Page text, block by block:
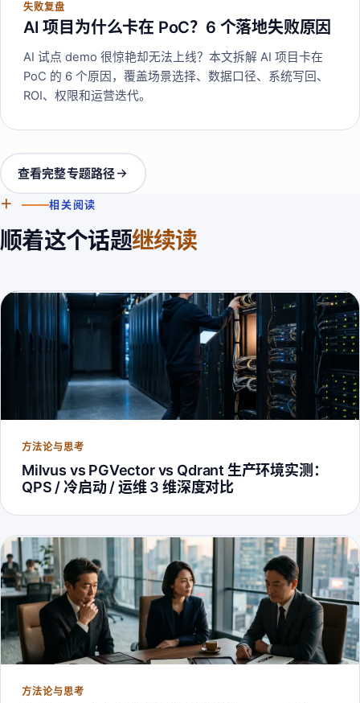
失败复盘
AI 项目为什么卡在 PoC？6 个落地失败原因
AI 试点 demo 很惊艳却无法上线？本文拆解 AI 项目卡在
PoC 的 6 个原因，覆盖场景选择、数据口径、系统写回、
ROI、权限和运营迭代。
查看完整专题路径
＋
相关阅读
顺着这个话题继续读
方法论与思考
Milvus vs PGVector vs Qdrant 生产环境实测：
QPS / 冷启动 / 运维 3 维深度对比
方法论与思考